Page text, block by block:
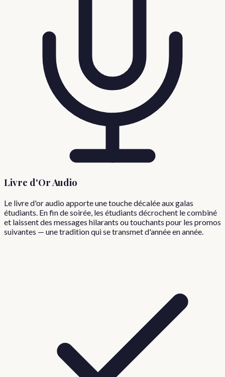
Livre d'Or Audio
Le livre d'or audio apporte une touche décalée aux galas
étudiants. En fin de soirée, les étudiants décrochent le combiné
et laissent des messages hilarants ou touchants pour les promos
suivantes — une tradition qui se transmet d'année en année.